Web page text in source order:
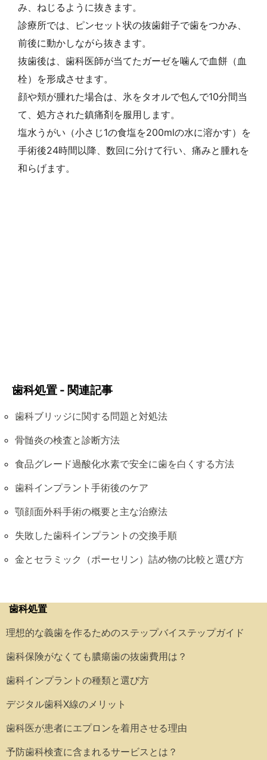
み、ねじるように抜きます。
診療所では、ピンセット状の抜歯鉗子で歯をつかみ、
前後に動かしながら抜きます。
抜歯後は、歯科医師が当てたガーゼを噛んで血餅（血
栓）を形成させます。
顔や頬が腫れた場合は、氷をタオルで包んで10分間当
て、処方された鎮痛剤を服用します。
塩水うがい（小さじ1の食塩を200mlの水に溶かす）を
手術後24時間以降、数回に分けて行い、痛みと腫れを
和らげます。
歯科処置 - 関連記事
歯科ブリッジに関する問題と対処法
骨髄炎の検査と診断方法
食品グレード過酸化水素で安全に歯を白くする方法
歯科インプラント手術後のケア
顎顔面外科手術の概要と主な治療法
失敗した歯科インプラントの交換手順
金とセラミック（ポーセリン）詰め物の比較と選び方
歯科処置
理想的な義歯を作るためのステップバイステップガイド
歯科保険がなくても膿瘍歯の抜歯費用は？
歯科インプラントの種類と選び方
デジタル歯科X線のメリット
歯科医が患者にエプロンを着用させる理由
予防歯科検査に含まれるサービスとは？